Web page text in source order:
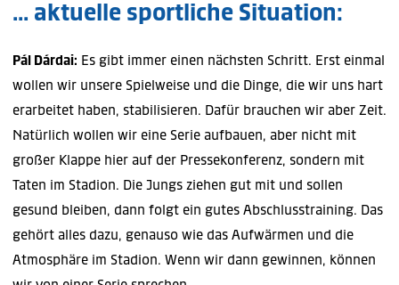
... aktuelle sportliche Situation:
Pál Dárdai: Es gibt immer einen nächsten Schritt. Erst einmal
wollen wir unsere Spielweise und die Dinge, die wir uns hart
erarbeitet haben, stabilisieren. Dafür brauchen wir aber Zeit.
Natürlich wollen wir eine Serie aufbauen, aber nicht mit
großer Klappe hier auf der Pressekonferenz, sondern mit
Taten im Stadion. Die Jungs ziehen gut mit und sollen
gesund bleiben, dann folgt ein gutes Abschlusstraining. Das
gehört alles dazu, genauso wie das Aufwärmen und die
Atmosphäre im Stadion. Wenn wir dann gewinnen, können